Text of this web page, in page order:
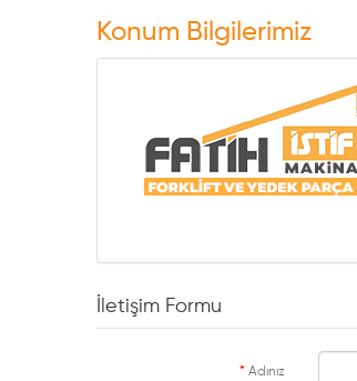
Konum Bilgilerimiz
İletişim Formu
Adınız